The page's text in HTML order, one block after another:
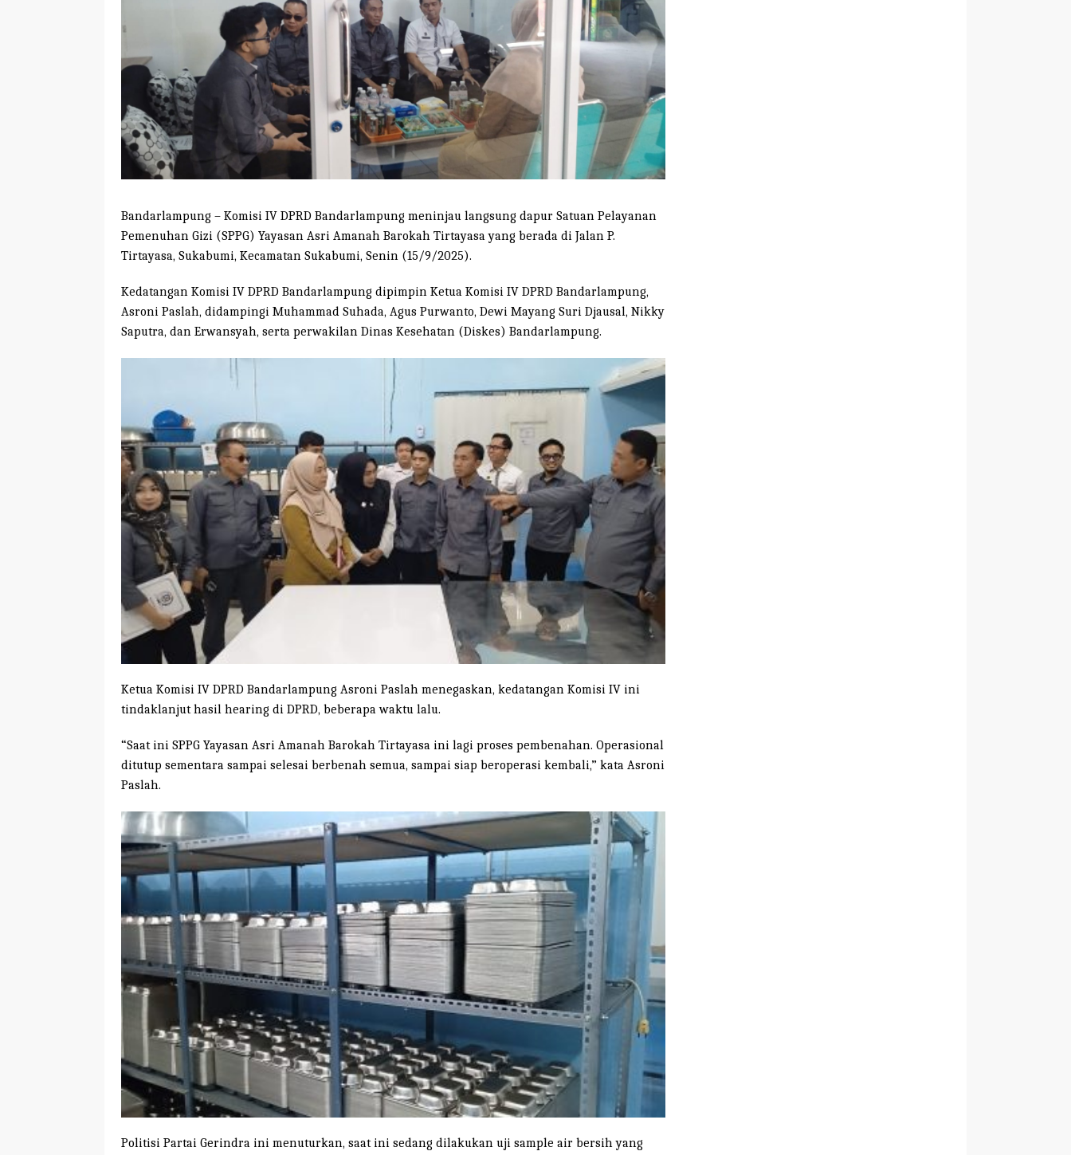
Bandarlampung – Komisi IV DPRD Bandarlampung meninjau langsung dapur Satuan Pelayanan
Pemenuhan Gizi (SPPG) Yayasan Asri Amanah Barokah Tirtayasa yang berada di Jalan P.
Tirtayasa, Sukabumi, Kecamatan Sukabumi, Senin (15/9/2025).
Kedatangan Komisi IV DPRD Bandarlampung dipimpin Ketua Komisi IV DPRD Bandarlampung,
Asroni Paslah, didampingi Muhammad Suhada, Agus Purwanto, Dewi Mayang Suri Djausal, Nikky
Saputra, dan Erwansyah, serta perwakilan Dinas Kesehatan (Diskes) Bandarlampung.
Ketua Komisi IV DPRD Bandarlampung Asroni Paslah menegaskan, kedatangan Komisi IV ini
tindaklanjut hasil hearing di DPRD, beberapa waktu lalu.
“Saat ini SPPG Yayasan Asri Amanah Barokah Tirtayasa ini lagi proses pembenahan. Operasional
ditutup sementara sampai selesai berbenah semua, sampai siap beroperasi kembali,” kata Asroni
Paslah.
Politisi Partai Gerindra ini menuturkan, saat ini sedang dilakukan uji sample air bersih yang